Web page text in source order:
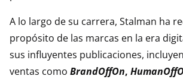
A lo largo de su carrera, Stalman ha
propósito de las marcas en la era
sus influyentes publicaciones,
ventas como BrandOffOn,